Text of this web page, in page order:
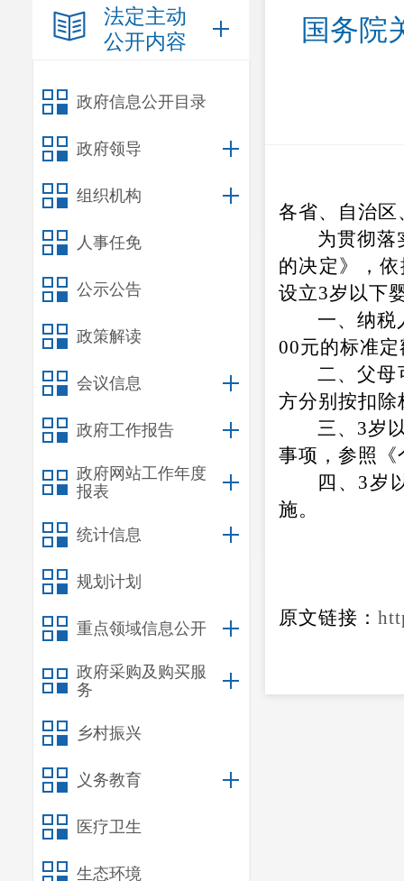
法定主动
公开内容
政府信息公开目录
政府领导
组织机构
人事任免
公示公告
政策解读
会议信息
政府工作报告
政府网站工作年度
报表
统计信息
规划计划
重点领域信息公开
政府采购及购买服
务
乡村振兴
义务教育
医疗卫生
生态环境
国务院
各省、自治
为贯彻
的决定》，
设立3岁以下
一、纳税
00元的标准
二、父母
方分别按扣除
三、3岁
事项，参照
四、3岁
施。
原文链接：